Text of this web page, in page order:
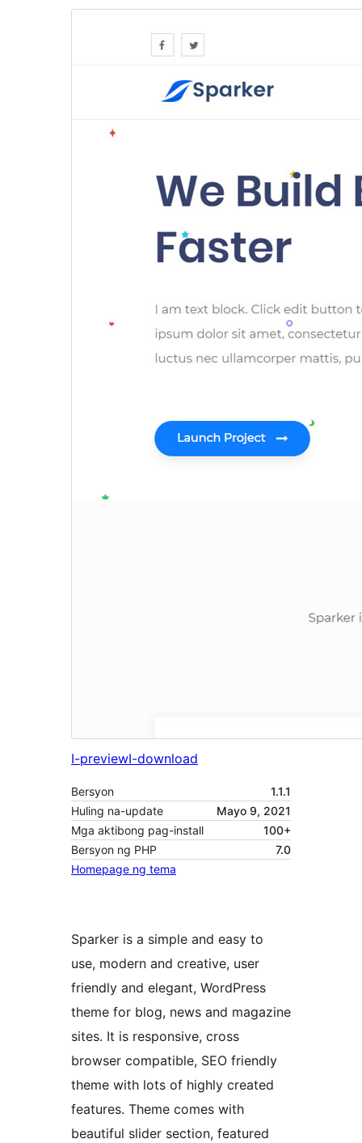
I-previewI-download
Bersyon
1.1.1
Huling na-update
Mayo 9, 2021
Mga aktibong pag-install
100+
Bersyon ng PHP
7.0
Homepage ng tema
Sparker is a simple and easy to
use, modern and creative, user
friendly and elegant, WordPress
theme for blog, news and magazine
sites. It is responsive, cross
browser compatible, SEO friendly
theme with lots of highly created
features. Theme comes with
beautiful slider section, featured